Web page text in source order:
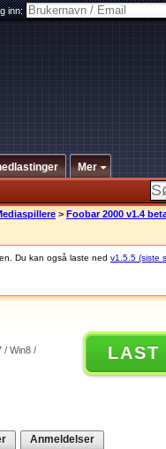
inn:
Mer
> Foobar 2000 v1.4
Du kan også laste ned v1.5.5 (siste
/ Win8 /
LAST
Anmeldelser